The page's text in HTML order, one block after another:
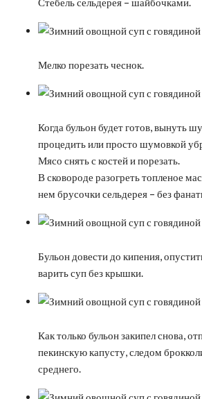
Мелко порезать чеснок.
Когда бульон будет готов, вынуть
процедить или просто шумовкой
Мясо снять с костей и порезать.
В сковороде разогреть топленое
нем брусочки сельдерея – без
Бульон довести до кипения,
варить суп без крышки.
Как только бульон закипел снова,
пекинскую капусту, следом
среднего.